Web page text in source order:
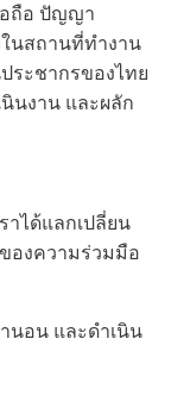
อถือ ปัญญา
นสถานที่ทำงาน
ระชากรของไทย
นงาน และผลัก
าได้แลกเปลี่ยน
องความร่วมมือ
นอน และดำเนิน